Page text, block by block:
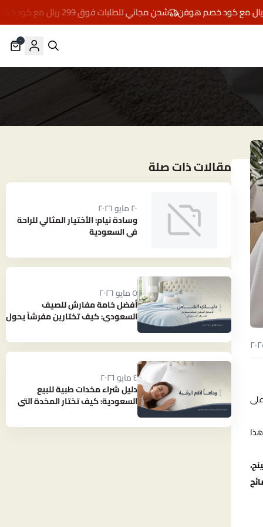
شحن مجاني للطلبات فوق 299 ريال مع كود خصم هوفن
٠
مقالات ذات صلة
٢٠ مايو ٢٠٢٦
وسادة نيام: الأختيار المثالي للراحة
في السعودية
٥ مايو ٢٠٢٦
أفضل خامة مفارش للصيف
السعودي: كيف تختارين مفرشاً يحول
٤ مايو ٢٠٢٦
دليل شراء مخدات طبية للبيع
السعودية: كيف تختار المخدة التي